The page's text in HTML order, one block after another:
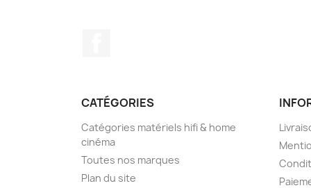
CATÉGORIES
Catégories matériels hifi & home
cinéma
Toutes nos marques
Plan du site